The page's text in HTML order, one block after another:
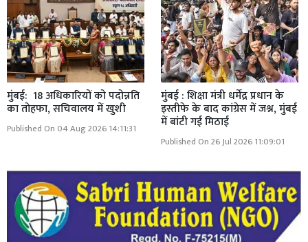
मुंबई: 18 अधिकारियों को पदोन्नति
का तोहफा, सचिवालय में खुशी
Published On 04 Aug 2026 14:11:31
मुंबई : शिक्षा मंत्री धर्मेंद्र प्रधान के
इस्तीफे के बाद कांग्रेस में जश्न, मुंबई
में बांटी गई मिठाई
Published On 26 Jul 2026 11:09:01